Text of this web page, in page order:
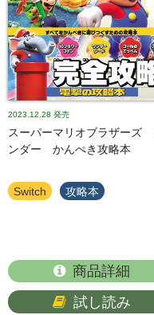
2023.12.28 発売
スーパーマリオブラザーズ
ンダー かんぺき攻略本
Switch 攻略本
商品詳細
試し読み